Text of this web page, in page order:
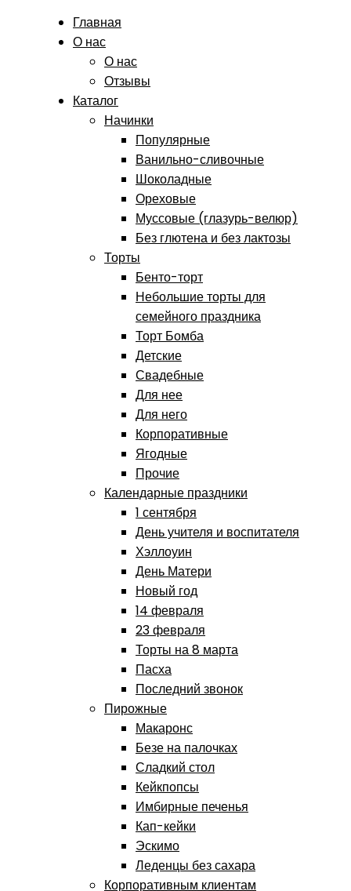
Главная
О нас
О нас
Отзывы
Каталог
Начинки
Популярные
Ванильно-сливочные
Шоколадные
Ореховые
Муссовые (глазурь-велюр)
Без глютена и без лактозы
Торты
Бенто-торт
Небольшие торты для
семейного праздника
Торт Бомба
Детские
Свадебные
Для нее
Для него
Корпоративные
Ягодные
Прочие
Календарные праздники
1 сентября
День учителя и воспитателя
Хэллоуин
День Матери
Новый год
14 февраля
23 февраля
Торты на 8 марта
Пасха
Последний звонок
Пирожные
Макаронс
Безе на палочках
Сладкий стол
Кейкпопсы
Имбирные печенья
Кап-кейки
Эскимо
Леденцы без сахара
Корпоративным клиентам